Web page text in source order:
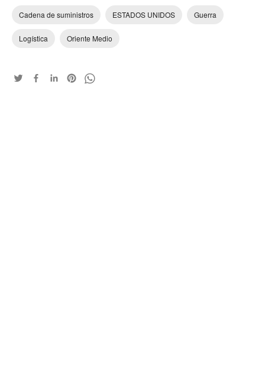
Cadena de suministros ESTADOS UNIDOS Guerra
Logística Oriente Medio